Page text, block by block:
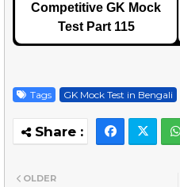
Competitive GK Mock
Test Part 115
Tags GK Mock Test in Bengali
OLDER